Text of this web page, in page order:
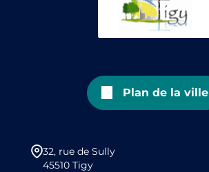
Plan de la ville
32, rue de Sully
45510 Tigy